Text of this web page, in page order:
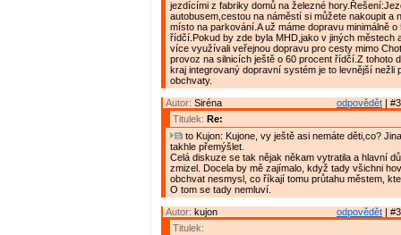
jezdícími z fabriky domů na železné
autobusem,cestou na náměstí si můžete nakoupit a
místo na parkování.A už máme dopravu minimálně o
řídčí.Pokud by zde byla MHD,jako v jiných městech
více využívali veřejnou dopravu pro cesty mimo
provoz na silnicích ještě o 60 procent řídčí.Z tohoto
kraj integrovaný dopravní systém je to levnější nežli
obchvaty.
odpovědět |
Autor: Siréna
Titulek: Re:
to Kujon: Kujone, vy ještě asi nemáte děti,co?
takhle přemýšlet.
Celá diskuze se tak nějak někam vytratila a hlavní
zmizel. Docela by mě zajímalo, když tady všichni
obchvat nesmysl, co říkají tomu průtahu městem,
O tom se tady nemluví.
odpovědět |
Autor: kujon
Titulek: